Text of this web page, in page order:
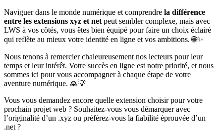
Naviguer dans le monde numérique et comprendre la différence
entre les extensions xyz et net peut sembler complexe, mais avec
LWS à vos côtés, vous êtes bien équipé pour faire un choix éclairé
qui reflète au mieux votre identité en ligne et vos ambitions. 🌐✨
Nous tenons à remercier chaleureusement nos lecteurs pour leur
temps et leur intérêt. Votre succès en ligne est notre priorité, et nous
sommes ici pour vous accompagner à chaque étape de votre
aventure numérique. 🙏💡
Vous vous demandez encore quelle extension choisir pour votre
prochain projet web ? Souhaitez-vous vous démarquer avec
l’originalité d’un .xyz ou préférez-vous la fiabilité éprouvée d’un
.net ?